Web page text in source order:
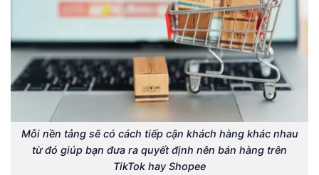
Mỗi nền tảng sẽ có cách tiếp cận khách hàng khác nhau
từ đó giúp bạn đưa ra quyết định nên bán hàng trên
TikTok hay Shopee